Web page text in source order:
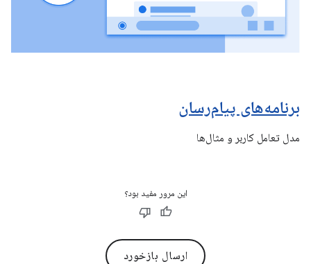
برنامه‌های پیام‌رسان
مدل تعامل کاربر و مثال‌ها
این مرور مفید بود؟
ارسال بازخورد